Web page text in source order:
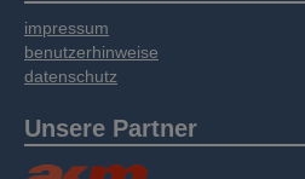
impressum
benutzerhinweise
datenschutz
Unsere Partner